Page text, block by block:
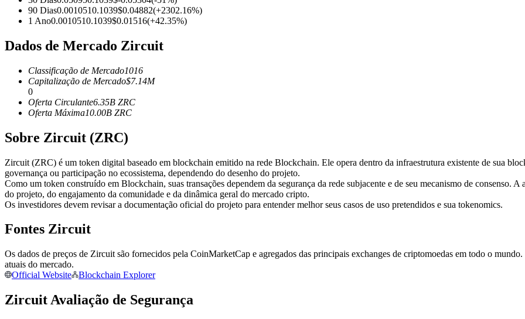
Derivativos de ações, câmbio, metais preciosos e commodities
Futuros usando USDC como garantia
Copiar Trading
90 Dias0.0010510.1039$0.04882(+2302.16%)
1 Ano0.0010510.1039$0.01516(+42.35%)
Dados de Mercado Zircuit
Classificação de Mercado1016
Capitalização de Mercado$7.14M
0
Oferta Circulante6.35B ZRC
Oferta Máxima10.00B ZRC
Sobre Zircuit (ZRC)
Zircuit (ZRC) é um token digital baseado em blockchain emitido na rede Blockchain. Ele opera dentro da infraestrutura existente de sua
governança ou participação no ecossistema, dependendo do desenho do projeto.
Como um token construído em Blockchain, suas transações dependem da segurança da rede subjacente e de seu mecanismo de consenso.
do projeto, do engajamento da comunidade e da dinâmica geral do mercado cripto.
Os investidores devem revisar a documentação oficial do projeto para entender melhor seus casos de uso pretendidos e sua tokenomics.
Fontes Zircuit
Os dados de preços de Zircuit são fornecidos pela CoinMarketCap e agregados das principais exchanges de criptomoedas em todo o
atuais do mercado.
Official Website
Blockchain Explorer
Zircuit Avaliação de Segurança